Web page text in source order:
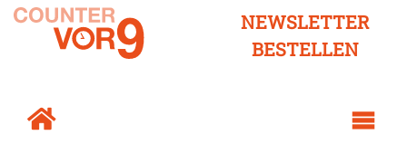
NEWSLETTER
BESTELLEN